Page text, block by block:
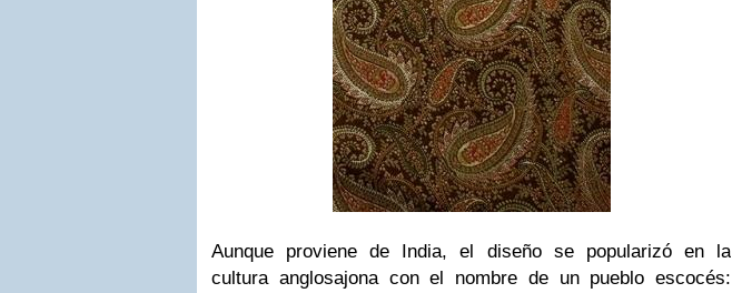
Aunque proviene de India, el diseño se popularizó en la
cultura anglosajona con el nombre de un pueblo escocés: